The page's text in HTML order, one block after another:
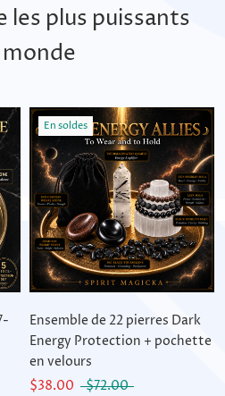
les plus puissants
monde
En soldes
Ensemble de 22 pierres Dark
Energy Protection + pochette
en velours
$38.00
$72.00